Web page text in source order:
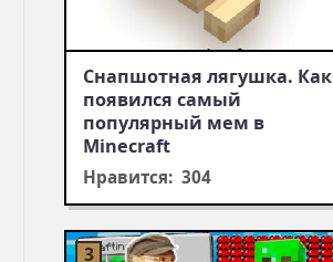
Снапшотная лягушка. Как
появился самый
популярный мем в
Minecraft
Нравится: 304